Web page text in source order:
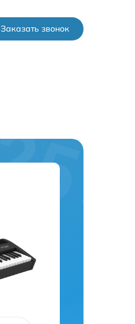
Заказать звонок